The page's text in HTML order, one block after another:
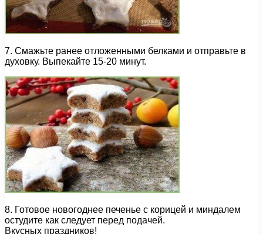
7. Смажьте ранее отложенными белками и отправьте в
духовку. Выпекайте 15-20 минут.
8. Готовое новогоднее печенье с корицей и миндалем
остудите как следует перед подачей.
Вкусных праздников!